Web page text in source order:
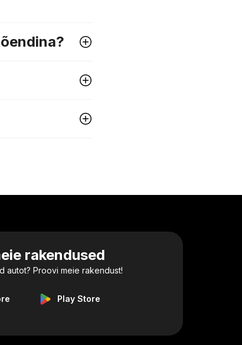
rakendused
autot? Proovi meie rakendust!
Play Store